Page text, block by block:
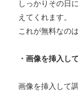
しっかりその日
えてくれます。
これが無料なの
・画像を挿入し
画像を挿入して